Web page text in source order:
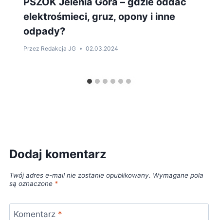
elektrośmieci, gruz, opony i inne
odpady?
Przez Redakcja JG 02.03.2024
Dodaj komentarz
Twój adres e-mail nie zostanie opublikowany. Wymagane pola
są oznaczone *
Komentarz *